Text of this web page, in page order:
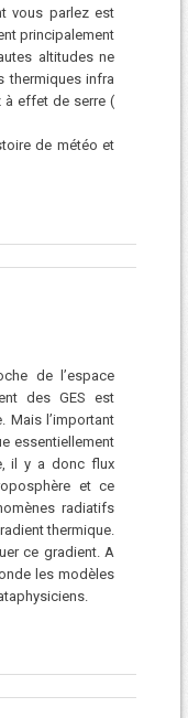
vous parlez est
principalement
altitudes ne
thermiques infra
à effet de serre (
de météo et
de l’espace
des GES est
Mais l’important
essentiellement
il y a donc flux
et ce
radiatifs
thermique.
ce gradient. A
les modèles